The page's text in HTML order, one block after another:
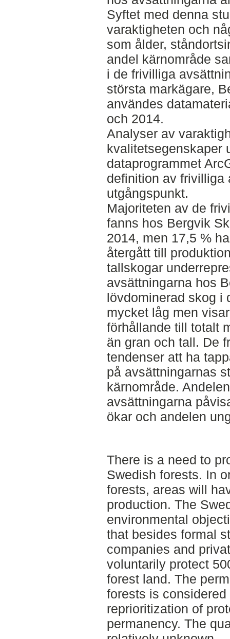
Syftet med denna
varaktigheten och
som ålder,
andel kärnområde
i de frivilliga
största markägare,
användes
och 2014.
Analyser av
kvalitetsegenskaper
dataprogrammet
definition av frivilliga
utgångspunkt.
Majoriteten av de
fanns hos Bergvik
2014, men 17,5 %
återgått till
tallskogar
avsättningarna hos
lövdominerad skog i
mycket låg men
förhållande till totalt
än gran och tall. De
tendenser att ha
på avsättningarnas
kärnområde.
avsättningarna
ökar och andelen
There is a need to
Swedish forests. In
forests, areas will
production. The
environmental
that besides formal
companies and
voluntarily protect
forest land. The
forests is
reprioritization of
permanency. The